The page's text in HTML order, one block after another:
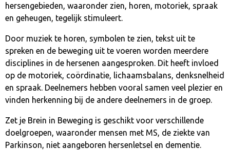
hersengebieden, waaronder zien, horen, motoriek, spraak
en geheugen, tegelijk stimuleert.
Door muziek te horen, symbolen te zien, tekst uit te
spreken en de beweging uit te voeren worden meerdere
disciplines in de hersenen aangesproken. Dit heeft invloed
op de motoriek, coördinatie, lichaamsbalans, denksnelheid
en spraak. Deelnemers hebben vooral samen veel plezier en
vinden herkenning bij de andere deelnemers in de groep.
Zet je Brein in Beweging is geschikt voor verschillende
doelgroepen, waaronder mensen met MS, de ziekte van
Parkinson, niet aangeboren hersenletsel en dementie.